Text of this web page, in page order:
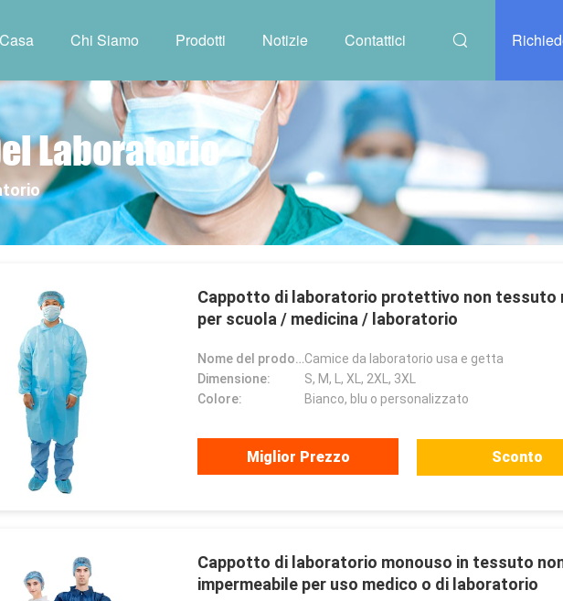
Casa Chi Siamo Prodotti Notizie Contattici
Laboratorio
Cappotto di laboratorio protettivo non tessuto
per scuola / medicina / laboratorio
Nome del prodotto:Camice da laboratorio usa e getta
Dimensione:
S, M, L, XL, 2XL, 3XL
Colore:
Bianco, blu o personalizzato
Miglior Prezzo Sconto
Cappotto di laboratorio monouso in tessuto
impermeabile per uso medico o di laboratorio